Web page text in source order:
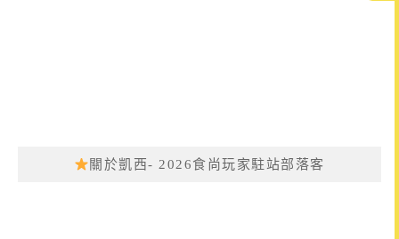
關於凱西- 2026食尚玩家駐站部落客